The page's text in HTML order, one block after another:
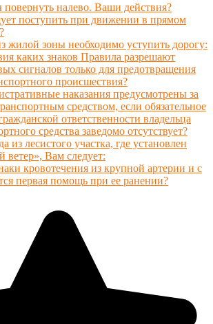
налево. Ваши действия?
поступить при движении в прямом
жилой зоны необходимо уступить дорогу:
каких знаков Правила разрешают
сигналов только для предотвращения
происшествия?
наказания предусмотрены за
средством, если обязательное
ответственности владельца
средства заведомо отсутствует?
из лесистого участка, где установлен
ветер», Вам следует:
кровотечения из крупной артерии и с
первая помощь при ее ранении?